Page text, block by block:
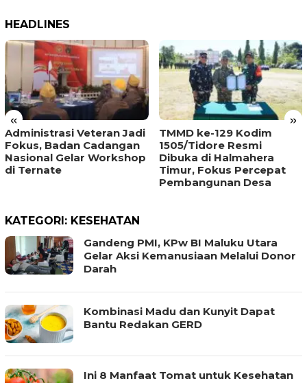
HEADLINES
« »
Administrasi Veteran Jadi
Fokus, Badan Cadangan
Nasional Gelar Workshop
di Ternate
TMMD ke-129 Kodim
1505/Tidore Resmi
Dibuka di Halmahera
Timur, Fokus Percepat
Pembangunan Desa
KATEGORI: KESEHATAN
Gandeng PMI, KPw BI Maluku Utara
Gelar Aksi Kemanusiaan Melalui Donor
Darah
Kombinasi Madu dan Kunyit Dapat
Bantu Redakan GERD
Ini 8 Manfaat Tomat untuk Kesehatan